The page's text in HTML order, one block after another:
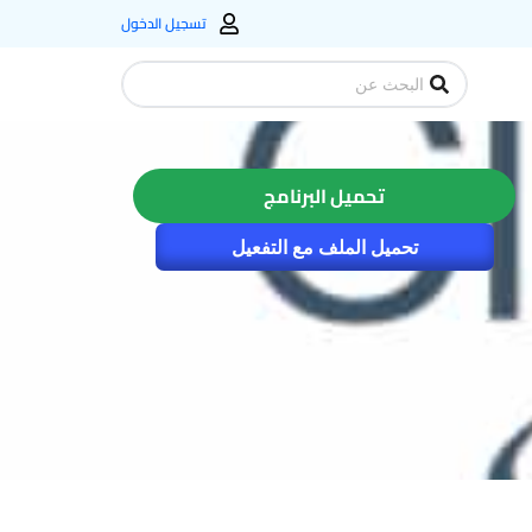
تسجيل الدخول
Search
...
تحميل البرنامج
تحميل الملف مع التفعيل